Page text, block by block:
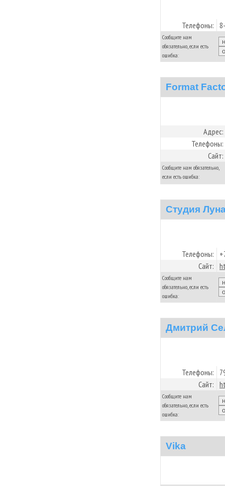
Телефоны:
Сообщите нам
обязательно, если есть
ошибка:
Format
Адрес:
Телефоны:
Сайт:
Сообщите нам обязательно,
если есть ошибка:
Студия
Телефоны:
Сайт:
Сообщите нам
обязательно, если есть
ошибка:
Дмитрий
Телефоны:
Сайт:
Сообщите нам
обязательно, если есть
ошибка:
Vika